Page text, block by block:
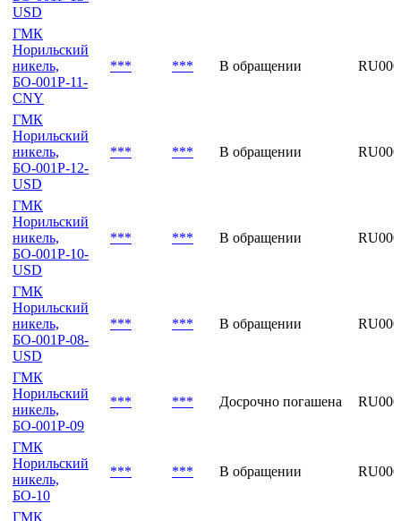
ГМК
Норильский
никель,
БО-001P-13-
USD
ГМК
Норильский
никель,
БО-001Р-11-
CNY
ГМК
Норильский
никель,
БО-001P-12-
USD
ГМК
Норильский
никель,
БО-001P-10-
USD
ГМК
Норильский
никель,
БО-001Р-08-
USD
ГМК
Норильский
никель,
БО-001Р-09
*** *** Досрочно погашена
ГМК